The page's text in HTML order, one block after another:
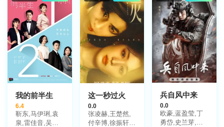
我的前半生
6.4
靳东,马伊琍,袁
泉,雷佳音,吴越,
这一秒过火
0.0
张凌赫,王楚然,
付辛博,徐振轩,
兵自风中来
0.0
欧豪,蓝盈莹,丁
勇岱,史兰芽,刘